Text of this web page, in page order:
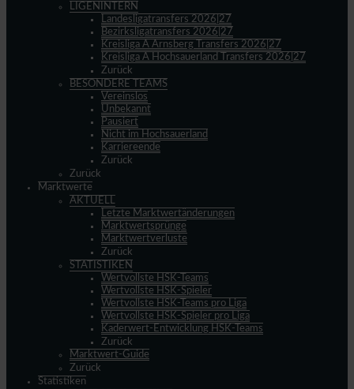
LIGENINTERN
Landesligatransfers 2026|27
Bezirksligatransfers 2026|27
Kreisliga A Arnsberg Transfers 2026|27
Kreisliga A Hochsauerland Transfers 2026|27
Zurück
BESONDERE TEAMS
Vereinslos
Unbekannt
Pausiert
Nicht im Hochsauerland
Karriereende
Zurück
Zurück
Marktwerte
AKTUELL
Letzte Marktwertänderungen
Marktwertsprünge
Marktwertverluste
Zurück
STATISTIKEN
Wertvollste HSK-Teams
Wertvollste HSK-Spieler
Wertvollste HSK-Teams pro Liga
Wertvollste HSK-Spieler pro Liga
Kaderwert-Entwicklung HSK-Teams
Zurück
Marktwert-Guide
Zurück
Statistiken